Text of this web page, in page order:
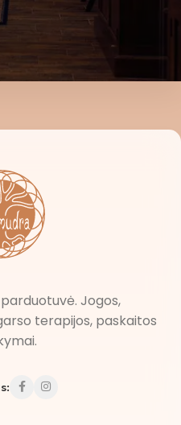
Jogos,
terapijos, paskaitos